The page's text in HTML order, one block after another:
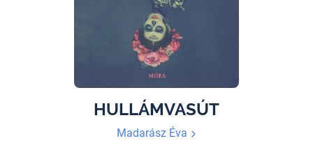
HULLÁMVASÚT
Madarász Éva